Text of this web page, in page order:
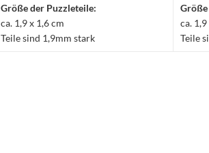
Größe der Puzzleteile:
ca. 1,9 x 1,6 cm
Teile sind 1,9mm stark
ca.
Teile